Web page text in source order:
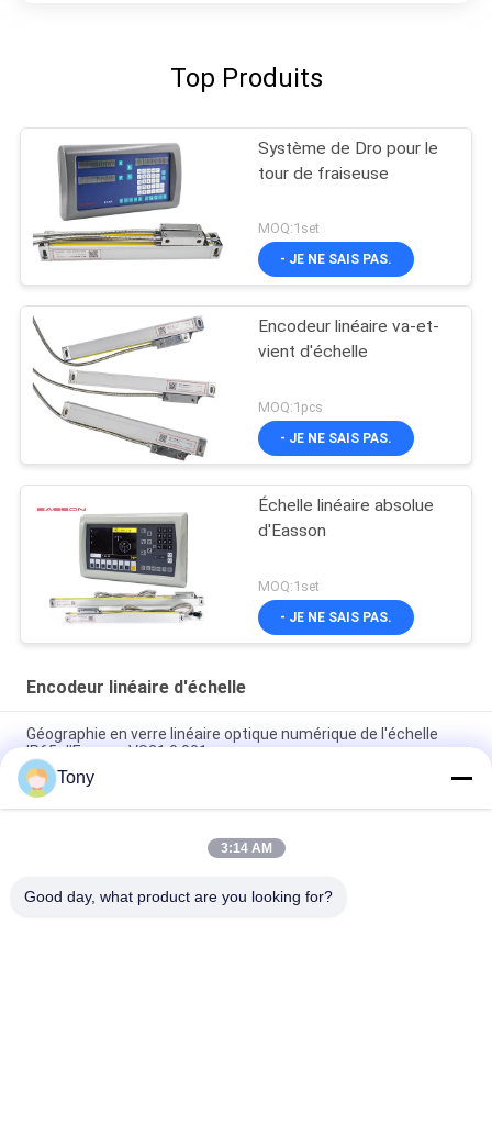
Top Produits
Système de Dro pour le
tour de fraiseuse
MOQ:1set
- JE NE SAIS PAS.
Encodeur linéaire va-et-
vient d'échelle
MOQ:1pcs
- JE NE SAIS PAS.
Échelle linéaire absolue
d'Easson
MOQ:1set
- JE NE SAIS PAS.
Encodeur linéaire d'échelle
Géographie en verre linéaire optique numérique de l'échelle
IP65 d'Easson VS21 0.001mm
2 encodeur linéaire par accroissement absolu de tour de
fraiseuse de 3 axes
Encodeur linéaire d'échelle de laser pour la broyeur Milling
Tony
3:14 AM
Good day, what product are you looking for?